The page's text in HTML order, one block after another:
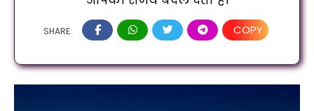
SHARE: COPY